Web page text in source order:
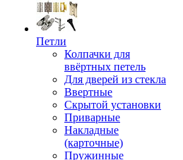
Петли
Колпачки для
ввёртных петель
Для дверей из стекла
Ввертные
Скрытой установки
Приварные
Накладные
(карточные)
Пружинные